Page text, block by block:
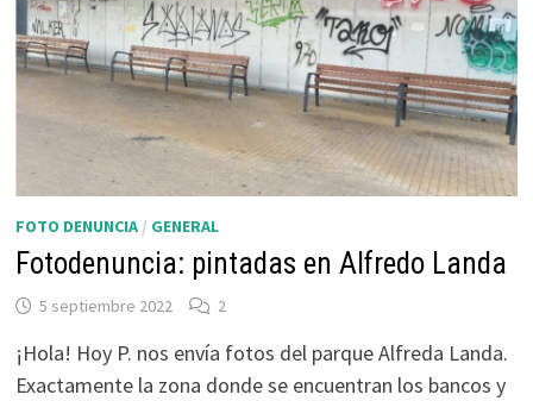
FOTO DENUNCIA/ GENERAL
Fotodenuncia: pintadas en Alfredo Landa
5 septiembre 2022 2
¡Hola! Hoy P. nos envía fotos del parque Alfreda Landa.
Exactamente la zona donde se encuentran los bancos y